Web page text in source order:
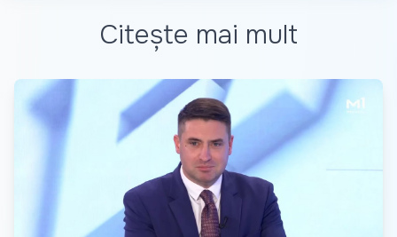
Citește mai mult